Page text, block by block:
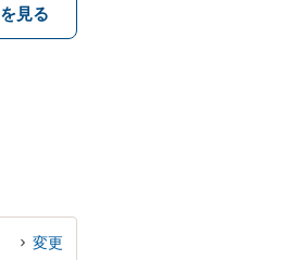
見る
変更